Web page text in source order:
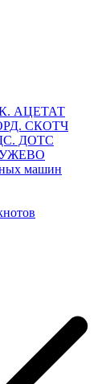
АЦЕТАТ
СКОТЧ
ДОТС
машин